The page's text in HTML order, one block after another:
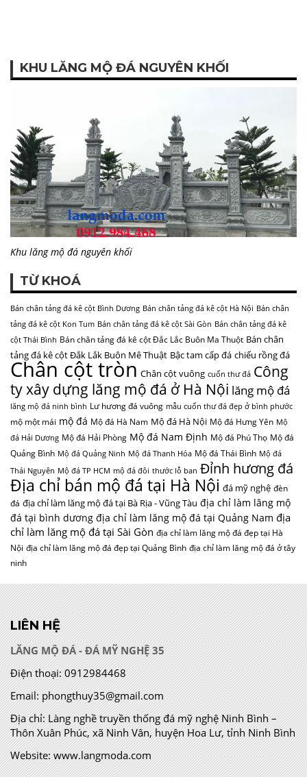
KHU LĂNG MỘ ĐÁ NGUYÊN KHỐI
Khu lăng mộ đá nguyên khối
TỪ KHOÁ
Bán chân tảng đá kê cột Bình Dương Bán chân tảng đá kê cột Hà Nội Bán chân
tảng đá kê cột Kon Tum Bán chân tảng đá kê cột Sài Gòn Bán chân tảng đá kê
cột Thái Bình Bán chân tảng đá kê cột Đắc Lắc Buôn Ma Thuột Bán chân
tảng đá kê cột Đắk Lắk Buôn Mê Thuật Bậc tam cấp đá chiếu rồng đá
Chân cột tròn Chân cột vuông cuốn thư đá Công
ty xây dựng lăng mộ đá ở Hà Nội lăng mộ đá
lăng mộ đá ninh bình Lư hương đá vuông mẫu cuốn thư đá đẹp ở bình phước
mộ một mái mộ đá Mộ đá Hà Nam Mộ đá Hà Nội Mộ đá Hưng Yên Mộ
đá Hải Dương Mộ đá Hải Phòng Mộ đá Nam Định Mộ đá Phú Thọ Mộ đá
Quảng Bình Mộ đá Quảng Ninh Mộ đá Thanh Hóa Mộ đá Thái Bình Mộ đá
Thái Nguyên Mộ đá TP HCM mộ đá đôi thước lỗ ban Đỉnh hương đá
Địa chỉ bán mộ đá tại Hà Nội đá mỹ nghệ đèn
đá địa chỉ làm lăng mộ đá tại Bà Rịa - Vũng Tàu địa chỉ làm lăng mộ
đá tại bình dương địa chỉ làm lăng mộ đá tại Quảng Nam địa
chỉ làm lăng mộ đá tại Sài Gòn địa chỉ làm lăng mộ đá đẹp tại Hà
Nội địa chỉ làm lăng mộ đá đẹp tại Quảng Bình địa chỉ làm lăng mộ đá ở tây
ninh
LIÊN HỆ
LĂNG MỘ ĐÁ - ĐÁ MỸ NGHỆ 35
Điện thoại: 0912984468
Email: phongthuy35@gmail.com
Địa chỉ:Làng nghề truyền thống đá mỹ nghệ Ninh Bình –
Thôn Xuân Phúc, xã Ninh Vân, huyện Hoa Lư, tỉnh Ninh Bình
Website: www.langmoda.com